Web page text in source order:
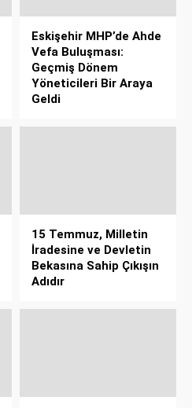
Eskişehir MHP’de Ahde
Vefa Buluşması:
Geçmiş Dönem
Yöneticileri Bir Araya
Geldi
15 Temmuz, Milletin
İradesine ve Devletin
Bekasına Sahip Çıkışın
Adıdır